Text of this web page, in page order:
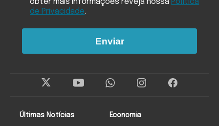
Últimas Notícias Economia
obter mais informações reveja nossa Política
de Privacidade.
Enviar